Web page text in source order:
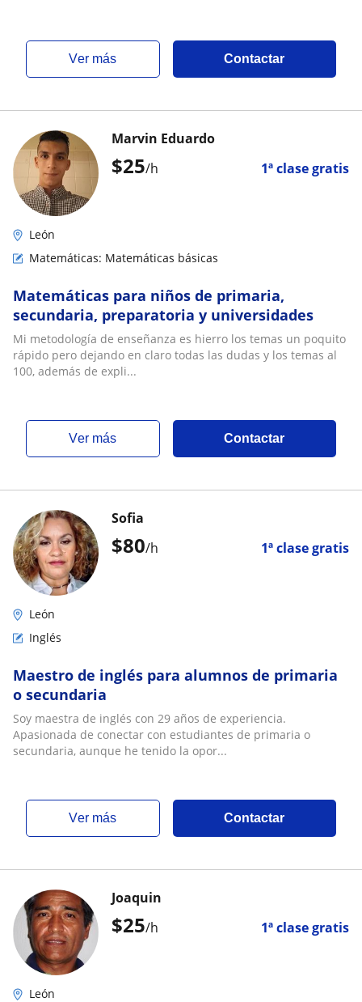
ver más Contactar
$25/h 1ª clase gratis
Marvin Eduardo
León
Matemáticas: Matemáticas básicas
Matemáticas para niños de primaria,
secundaria, preparatoria y universidades
Mi metodología de enseñanza es hierro los temas un poquito
rápido pero dejando en claro todas las dudas y los temas al
100, además de expli...
ver más Contactar
$80/h 1ª clase gratis
Sofia
León
Inglés
Maestro de inglés para alumnos de primaria
o secundaria
Soy maestra de inglés con 29 años de experiencia.
Apasionada de conectar con estudiantes de primaria o
secundaria, aunque he tenido la opor...
ver más Contactar
$25/h 1ª clase gratis
Joaquin
León